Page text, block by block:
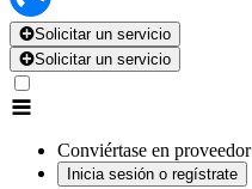
Solicitar un servicio
Solicitar un servicio
Conviértase en proveedor
Inicia sesión o regístrate